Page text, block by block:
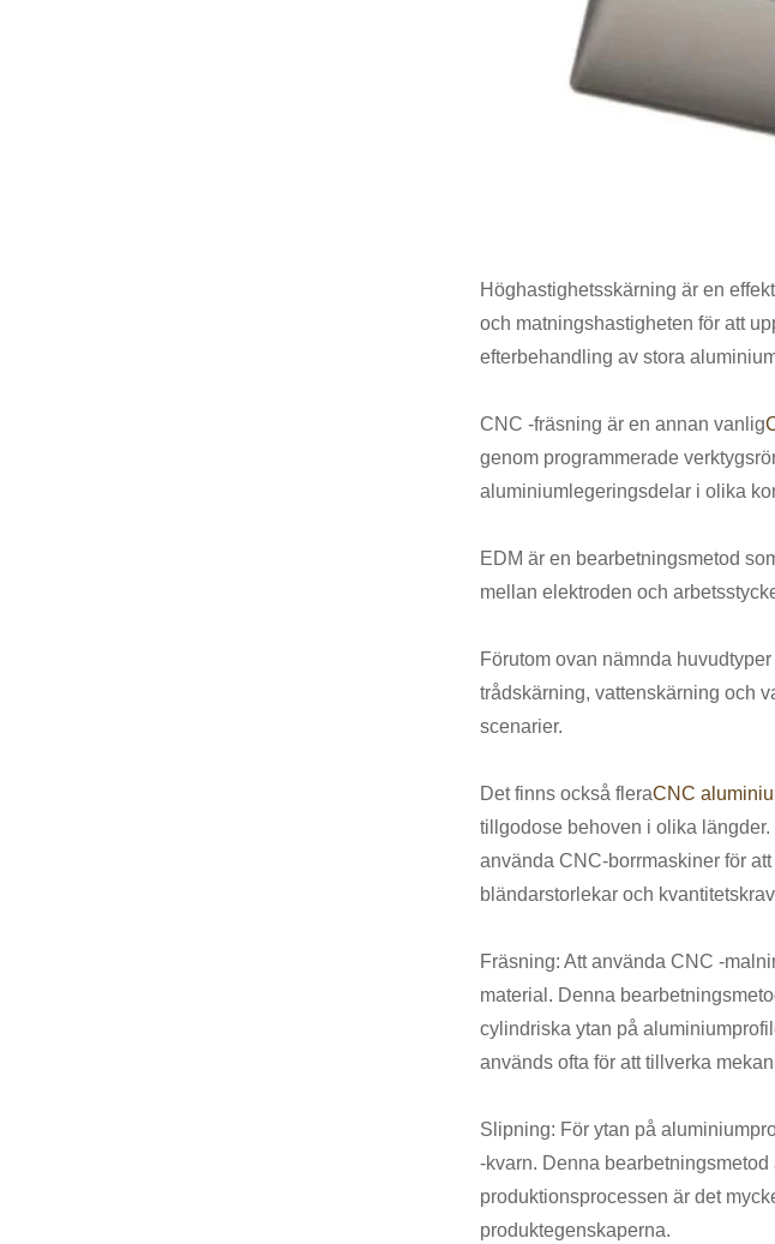
Höghastighetsskärning är en
och matningshastigheten för att
efterbehandling av stora
CNC -fräsning är en annan vanlig
genom programmerade
aluminiumlegeringsdelar i olika
EDM är en bearbetningsmetod
mellan elektroden och
Förutom ovan nämnda
trådskärning, vattenskärning och
scenarier.
Det finns också fleraCNC
tillgodose behoven i olika
använda CNC-borrmaskiner för
bländarstorlekar och
Fräsning: Att använda CNC -
material. Denna
cylindriska ytan på
används ofta för att tillverka
Slipning: För ytan på
-kvarn. Denna
produktionsprocessen är det
produktegenskaperna.